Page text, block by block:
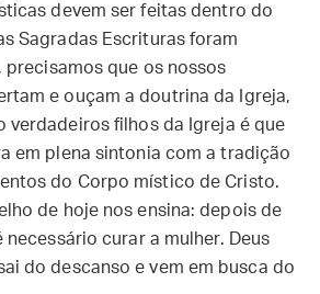
devem ser feitas dentro do
Sagradas Escrituras foram
que os nossos
e ouçam a doutrina da Igreja,
verdadeiros filhos da Igreja é que
em plena sintonia com a tradição
do Corpo místico de Cristo.
de hoje nos ensina: depois de
necessário curar a mulher. Deus
do descanso e vem em busca do